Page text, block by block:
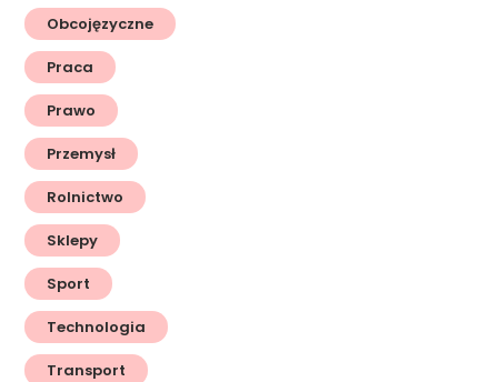
Obcojęzyczne
Praca
Prawo
Przemysł
Rolnictwo
Sklepy
Sport
Technologia
Transport